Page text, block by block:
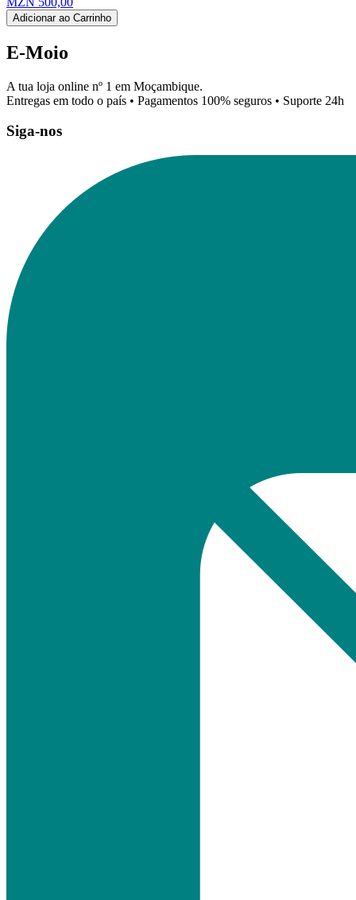
Adicionar ao Carrinho
E-Moio
A tua loja online nº 1 em Moçambique.
Entregas em todo o país • Pagamentos 100% seguros • Suporte 24h
Siga-nos